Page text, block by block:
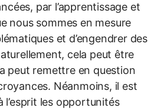
par l’apprentissage et
nous sommes en mesure
et d’engendrer des
cela peut être
peut remettre en question
Néanmoins, il est
l’esprit les opportunités